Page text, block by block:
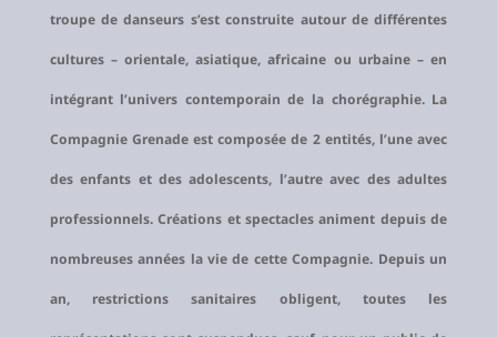
troupe de danseurs s’est construite autour de différentes
cultures – orientale, asiatique, africaine ou urbaine – en
intégrant l’univers contemporain de la chorégraphie. La
Compagnie Grenade est composée de 2 entités, l’une avec
des enfants et des adolescents, l’autre avec des adultes
professionnels. Créations et spectacles animent depuis de
nombreuses années la vie de cette Compagnie. Depuis un
an, restrictions sanitaires obligent, toutes les